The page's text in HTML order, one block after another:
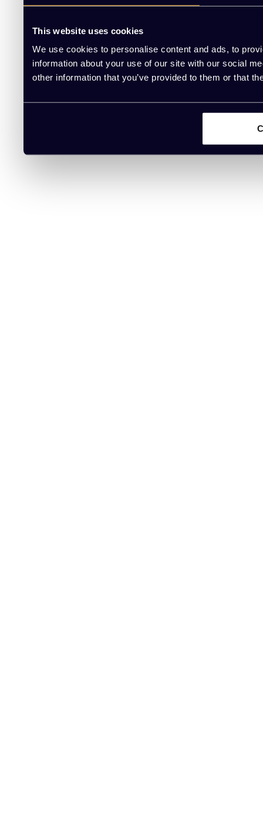
This website uses cookies
We use cookies to personalise content and ads, to
information about your use of our site with our social
other information that you’ve provided to them or that